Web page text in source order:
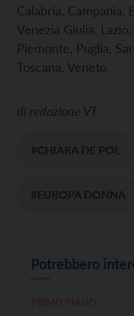
Calabria, Campania,
Venezia Giulia,
Piemonte, Puglia,
Toscana, Veneto.
di redazione VT
#CHIARA DE POL
#EUROPA DONNA
Potrebbero